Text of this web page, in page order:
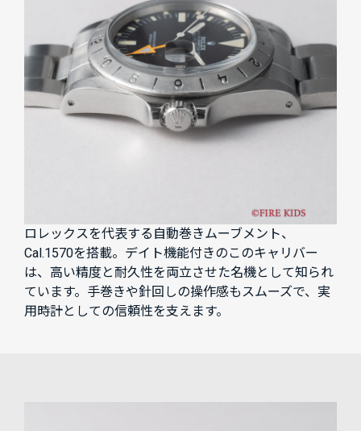
ロレックスを代表する自動巻きムーブメント、
Cal.1570を搭載。デイト機能付きのこのキャリバー
は、高い精度と耐久性を両立させた名機として知られ
ています。手巻きや針回しの操作感もスムーズで、実
用時計としての信頼性を支えます。